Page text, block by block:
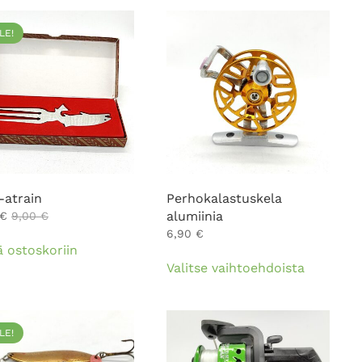
atrain
€ 9,00€
ostoskoriin
Perhokalastuskela
alumiinia
6,90 €
Valitse vaihtoehdoista
useampi
Voit